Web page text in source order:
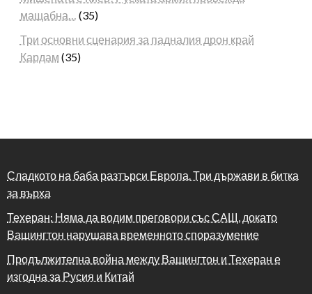
мащабна…
(35)
Три основни сценария за падналия дрон край
Кардам (35)
Сладкото на баба разтърси Европа. Три държави в битка
за върха
Техеран: Няма да водим преговори със САЩ, докато
Вашингтон нарушава временното споразумение
Продължителна война между Вашингтон и Техеран е
изгодна за Русия и Китай